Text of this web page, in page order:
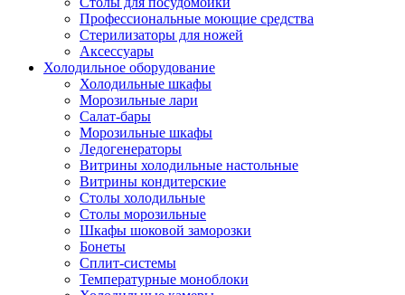
Профессиональные моющие средства
Стерилизаторы для ножей
Аксессуары
Холодильное оборудование
Холодильные шкафы
Морозильные лари
Салат-бары
Морозильные шкафы
Ледогенераторы
Витрины холодильные настольные
Витрины кондитерские
Столы холодильные
Столы морозильные
Шкафы шоковой заморозки
Бонеты
Сплит-системы
Температурные моноблоки